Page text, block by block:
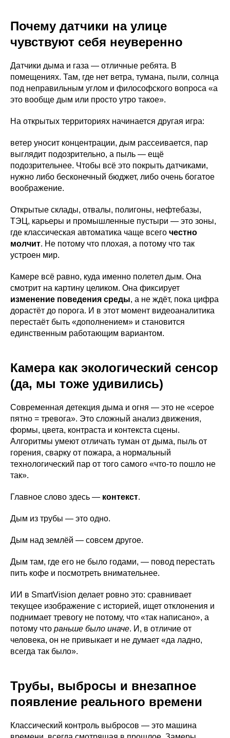
Почему датчики на улице
чувствуют себя неуверенно
Датчики дыма и газа — отличные ребята. В
помещениях. Там, где нет ветра, тумана, пыли, солнца
под неправильным углом и философского вопроса «а
это вообще дым или просто утро такое».
На открытых территориях начинается другая игра:
ветер уносит концентрации, дым рассеивается, пар
выглядит подозрительно, а пыль — ещё
подозрительнее. Чтобы всё это покрыть датчиками,
нужно либо бесконечный бюджет, либо очень богатое
воображение.
Открытые склады, отвалы, полигоны, нефтебазы,
ТЭЦ, карьеры и промышленные пустыри — это зоны,
где классическая автоматика чаще всего честно
молчит. Не потому что плохая, а потому что так
устроен мир.
Камере всё равно, куда именно полетел дым. Она
смотрит на картину целиком. Она фиксирует
изменение поведения среды, а не ждёт, пока цифра
дорастёт до порога. И в этот момент видеоаналитика
перестаёт быть «дополнением» и становится
единственным работающим вариантом.
Камера как экологический сенсор
(да, мы тоже удивились)
Современная детекция дыма и огня — это не «серое
пятно = тревога». Это сложный анализ движения,
формы, цвета, контраста и контекста сцены.
Алгоритмы умеют отличать туман от дыма, пыль от
горения, сварку от пожара, а нормальный
технологический пар от того самого «что-то пошло не
так».
Главное слово здесь — контекст.
Дым из трубы — это одно.
Дым над землёй — совсем другое.
Дым там, где его не было годами, — повод перестать
пить кофе и посмотреть внимательнее.
ИИ в SmartVision делает ровно это: сравнивает
текущее изображение с историей, ищет отклонения и
поднимает тревогу не потому, что «так написано», а
потому что раньше было иначе. И, в отличие от
человека, он не привыкает и не думает «да ладно,
всегда так было».
Трубы, выбросы и внезапное
появление реального времени
Классический контроль выбросов — это машина